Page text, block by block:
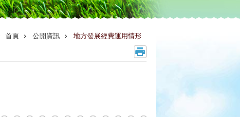
首頁 公開資訊 地方發展經費運用情形